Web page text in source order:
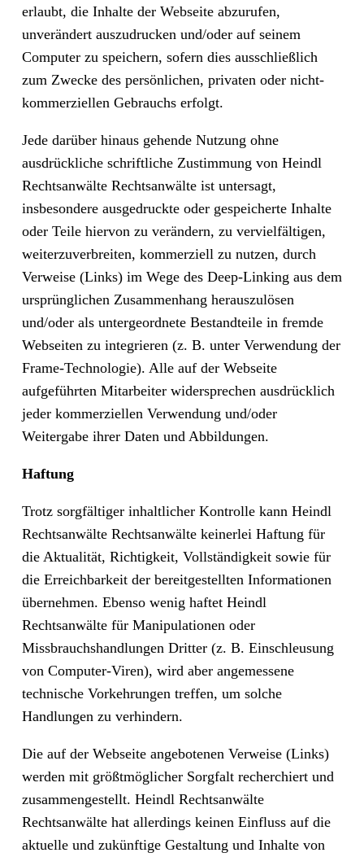
erlaubt, die Inhalte der Webseite abzurufen,
unverändert auszudrucken und/oder auf seinem
Computer zu speichern, sofern dies ausschließlich
zum Zwecke des persönlichen, privaten oder nicht-
kommerziellen Gebrauchs erfolgt.
Jede darüber hinaus gehende Nutzung ohne
ausdrückliche schriftliche Zustimmung von Heindl
Rechtsanwälte Rechtsanwälte ist untersagt,
insbesondere ausgedruckte oder gespeicherte Inhalte
oder Teile hiervon zu verändern, zu vervielfältigen,
weiterzuverbreiten, kommerziell zu nutzen, durch
Verweise (Links) im Wege des Deep-Linking aus dem
ursprünglichen Zusammenhang herauszulösen
und/oder als untergeordnete Bestandteile in fremde
Webseiten zu integrieren (z. B. unter Verwendung der
Frame-Technologie). Alle auf der Webseite
aufgeführten Mitarbeiter widersprechen ausdrücklich
jeder kommerziellen Verwendung und/oder
Weitergabe ihrer Daten und Abbildungen.
Haftung
Trotz sorgfältiger inhaltlicher Kontrolle kann Heindl
Rechtsanwälte Rechtsanwälte keinerlei Haftung für
die Aktualität, Richtigkeit, Vollständigkeit sowie für
die Erreichbarkeit der bereitgestellten Informationen
übernehmen. Ebenso wenig haftet Heindl
Rechtsanwälte für Manipulationen oder
Missbrauchshandlungen Dritter (z. B. Einschleusung
von Computer-Viren), wird aber angemessene
technische Vorkehrungen treffen, um solche
Handlungen zu verhindern.
Die auf der Webseite angebotenen Verweise (Links)
werden mit größtmöglicher Sorgfalt recherchiert und
zusammengestellt. Heindl Rechtsanwälte
Rechtsanwälte hat allerdings keinen Einfluss auf die
aktuelle und zukünftige Gestaltung und Inhalte von